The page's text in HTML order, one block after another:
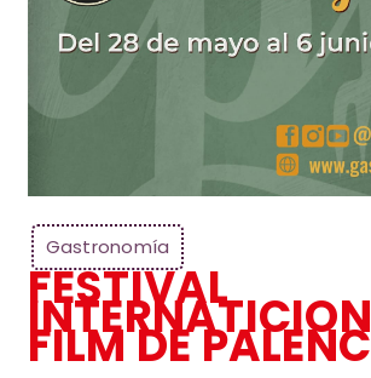
Gastronomía
FESTIVAL
FILM DE